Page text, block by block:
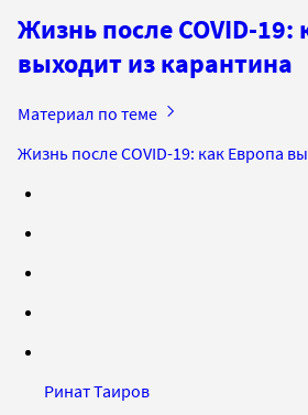
Жизнь после COVID-19:
выходит из карантина
Материал по теме
Жизнь после COVID-19: как Европа
Ринат Таиров